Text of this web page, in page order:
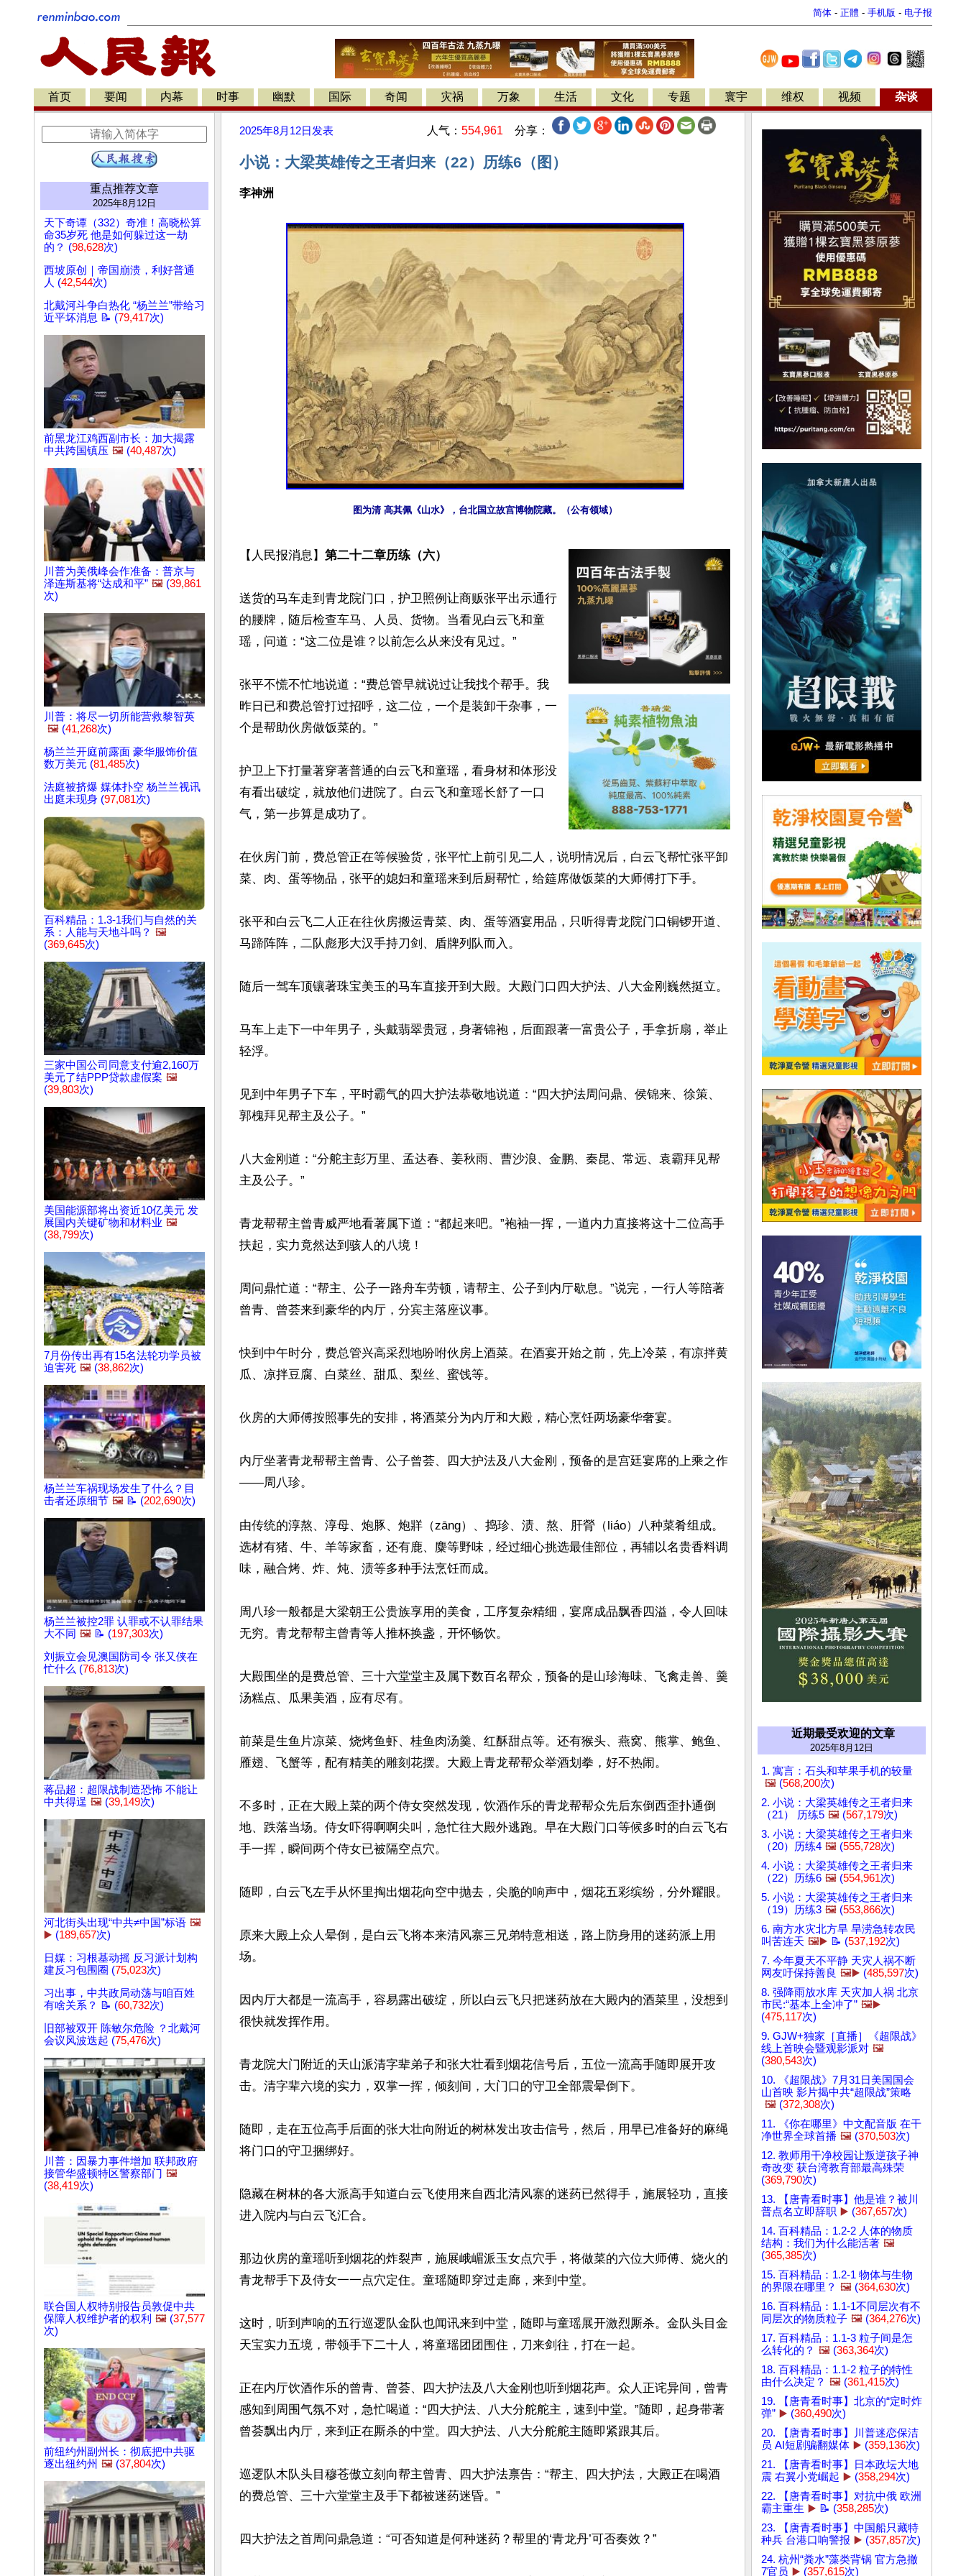
简体 - 正體 - 手机版 - 电子报
首页 要闻 内幕 时事 幽默 国际 奇闻 灾祸 万象 生活 文化 专题 寰宇 维权 视频 杂谈
重点推荐文章
2025年8月12日
天下奇谭（332）奇准！高晓松算
命35岁死 他是如何躲过这一劫
的？ (98,628次)
西坡原创｜帝国崩溃，利好普通
人 (42,544次)
北戴河斗争白热化 “杨兰兰”带给习
近平坏消息 📝 (79,417次)
前黑龙江鸡西副市长：加大揭露
中共跨国镇压 🖼️ (40,487次)
川普为美俄峰会作准备：普京与
泽连斯基将“达成和平” 🖼️ (39,861
次)
川普：将尽一切所能营救黎智英
🖼️ (41,268次)
杨兰兰开庭前露面 豪华服饰价值
数万美元 (81,485次)
法庭被挤爆 媒体扑空 杨兰兰视讯
出庭未现身 (97,081次)
百科精品：1.3-1我们与自然的关
系：人能与天地斗吗？ 🖼️
(369,645次)
三家中国公司同意支付逾2,160万
美元了结PPP贷款虚假案 🖼️
(39,803次)
美国能源部将出资近10亿美元 发
展国内关键矿物和材料业 🖼️
(38,799次)
7月份传出再有15名法轮功学员被
迫害死 🖼️ (38,862次)
杨兰兰车祸现场发生了什么？目
击者还原细节 🖼️ 📝 (202,690次)
杨兰兰被控2罪 认罪或不认罪结果
大不同 🖼️ 📝 (197,303次)
刘振立会见澳国防司令 张又侠在
忙什么 (76,813次)
蒋品超：超限战制造恐怖 不能让
中共得逞 🖼️ (39,149次)
河北街头出现“中共≠中国”标语 🖼️
▶️ (189,657次)
日媒：习根基动摇 反习派计划构
建反习包围圈 (75,023次)
习出事，中共政局动荡与咱百姓
有啥关系？ 📝 (60,732次)
旧部被双开 陈敏尔危险 ？北戴河
会议风波迭起 (75,476次)
川普：因暴力事件增加 联邦政府
接管华盛顿特区警察部门 🖼️
(38,419次)
联合国人权特别报告员敦促中共
保障人权维护者的权利 🖼️ (37,577
次)
前纽约州副州长：彻底把中共驱
逐出纽约州 🖼️ (37,804次)
2025年8月12日 发表 人气： 554,961 分享：
小说：大梁英雄传之王者归来（22）历练6（图）
李神洲
图为清 高其佩《山水》，台北国立故宫博物院藏。（公有领域）
【人民报消息】 第二十二章历练（六）
送货的马车走到青龙院门口，护卫照例让商贩张平出示通行
的腰牌，随后检查车马、人员、货物。当看见白云飞和童
瑶，问道：“这二位是谁？以前怎么从来没有见过。”
张平不慌不忙地说道：“费总管早就说过让我找个帮手。我
昨日已和费总管打过招呼，这二位，一个是装卸干杂事，一
个是帮助伙房做饭菜的。”
护卫上下打量著穿著普通的白云飞和童瑶，看身材和体形没
有看出破绽，就放他们进院了。白云飞和童瑶长舒了一口
气，第一步算是成功了。
在伙房门前，费总管正在等候验货，张平忙上前引见二人，说明情况后，白云飞帮忙张平卸
菜、肉、蛋等物品，张平的媳妇和童瑶来到后厨帮忙，给筵席做饭菜的大师傅打下手。
张平和白云飞二人正在往伙房搬运青菜、肉、蛋等酒宴用品，只听得青龙院门口铜锣开道、
马蹄阵阵，二队彪形大汉手持刀剑、盾牌列队而入。
随后一驾车顶镶著珠宝美玉的马车直接开到大殿。大殿门口四大护法、八大金刚巍然挺立。
马车上走下一中年男子，头戴翡翠贵冠，身著锦袍，后面跟著一富贵公子，手拿折扇，举止
轻浮。
见到中年男子下车，平时霸气的四大护法恭敬地说道：“四大护法周问鼎、侯锦来、徐策、
郭槐拜见帮主及公子。”
八大金刚道：“分舵主彭万里、孟达春、姜秋雨、曹沙浪、金鹏、秦昆、常远、袁霸拜见帮
主及公子。”
青龙帮帮主曾青威严地看著属下道：“都起来吧。”袍袖一挥，一道内力直接将这十二位高手
扶起，实力竟然达到骇人的八境！
周问鼎忙道：“帮主、公子一路舟车劳顿，请帮主、公子到内厅歇息。”说完，一行人等陪著
曾青、曾荟来到豪华的内厅，分宾主落座议事。
快到中午时分，费总管兴高采烈地吩咐伙房上酒菜。在酒宴开始之前，先上冷菜，有凉拌黄
瓜、凉拌豆腐、白菜丝、甜瓜、梨丝、蜜饯等。
伙房的大师傅按照事先的安排，将酒菜分为内厅和大殿，精心烹饪两场豪华奢宴。
内厅坐著青龙帮帮主曾青、公子曾荟、四大护法及八大金刚，预备的是宫廷宴席的上乘之作
——周八珍。
由传统的淳熬、淳母、炮豚、炮牂（zāng）、捣珍、渍、熬、肝膋（liáo）八种菜肴组成。
选材有猪、牛、羊等家畜，还有鹿、麋等野味，经过细心挑选最佳部位，再辅以名贵香料调
味，融合烤、炸、炖、渍等多种手法烹饪而成。
周八珍一般都是大梁朝王公贵族享用的美食，工序复杂精细，宴席成品飘香四溢，令人回味
无穷。青龙帮帮主曾青等人推杯换盏，开怀畅饮。
大殿围坐的是费总管、三十六堂堂主及属下数百名帮众，预备的是山珍海味、飞禽走兽、羹
汤糕点、瓜果美酒，应有尽有。
前菜是生鱼片凉菜、烧烤鱼虾、桂鱼肉汤羹、红酥甜点等。还有猴头、燕窝、熊掌、鲍鱼、
雁翅、飞蟹等，配有精美的雕刻花摆。大殿上青龙帮帮众举酒划拳，好不热闹。
不多时，正在大殿上菜的两个侍女突然发现，饮酒作乐的青龙帮帮众先后东倒西歪扑通倒
地、跌落当场。侍女吓得啊啊尖叫，急忙往大殿外逃跑。早在大殿门口等候多时的白云飞右
手一挥，瞬间两个侍女已被隔空点穴。
随即，白云飞左手从怀里掏出烟花向空中抛去，尖脆的响声中，烟花五彩缤纷，分外耀眼。
原来大殿上众人晕倒，是白云飞将本来清风寨三兄弟特意相送，路上防身用的迷药派上用
场。
因内厅大都是一流高手，容易露出破绽，所以白云飞只把迷药放在大殿内的酒菜里，没想到
很快就发挥作用。
青龙院大门附近的天山派清字辈弟子和张大壮看到烟花信号后，五位一流高手随即展开攻
击。清字辈六境的实力，双掌一挥，倾刻间，大门口的守卫全部震晕倒下。
随即，走在五位高手后面的张大壮向附近的树林发出攻击信号，然后，用早已准备好的麻绳
将门口的守卫捆绑好。
隐藏在树林的各大派高手知道白云飞使用来自西北清风寨的迷药已然得手，施展轻功，直接
进入院内与白云飞汇合。
那边伙房的童瑶听到烟花的炸裂声，施展峨嵋派玉女点穴手，将做菜的六位大师傅、烧火的
青龙帮手下及侍女一一点穴定住。童瑶随即穿过走廊，来到中堂。
这时，听到声响的五行巡逻队金队也闻讯来到中堂，随即与童瑶展开激烈厮杀。金队头目金
天宝实力五境，带领手下二十人，将童瑶团团围住，刀来剑往，打在一起。
正在内厅饮酒作乐的曾青、曾荟、四大护法及八大金刚也听到烟花声。众人正诧异间，曾青
感知到周围气氛不对，急忙喝道：“四大护法、八大分舵舵主，速到中堂。”随即，起身带著
曾荟飘出内厅，来到正在厮杀的中堂。四大护法、八大分舵舵主随即紧跟其后。
巡逻队木队头目穆苍傲立刻向帮主曾青、四大护法禀告：“帮主、四大护法，大殿正在喝酒
的费总管、三十六堂堂主及手下都被迷药迷昏。”
四大护法之首周问鼎急道：“可否知道是何种迷药？帮里的‘青龙丹’可否奏效？”
近期最受欢迎的文章
2025年8月12日
1. 寓言：石头和苹果手机的较量
🖼️ (568,200次)
2. 小说：大梁英雄传之王者归来
（21） 历练5 🖼️ (567,179次)
3. 小说：大梁英雄传之王者归来
（20）历练4 🖼️ (555,728次)
4. 小说：大梁英雄传之王者归来
（22）历练6 🖼️ (554,961次)
5. 小说：大梁英雄传之王者归来
（19）历练3 🖼️ (553,866次)
6. 南方水灾北方旱 旱涝急转农民
叫苦连天 🖼️▶️ 📝 (537,192次)
7. 今年夏天不平静 天灾人祸不断
网友吁保持善良 🖼️▶️ (485,597次)
8. 强降雨放水库 天灾加人祸 北京
市民:“基本上全冲了” 🖼️▶️
(475,117次)
9. GJW+独家［直播］《超限战》
线上首映会暨观影派对 🖼️
(380,543次)
10. 《超限战》7月31日美国国会
山首映 影片揭中共“超限战”策略
🖼️ (372,308次)
11. 《你在哪里》中文配音版 在干
净世界全球首播 🖼️ (370,503次)
12. 教师用干净校园让叛逆孩子神
奇改变 获台湾教育部最高殊荣
(369,790次)
13. 【唐青看时事】他是谁？被川
普点名立即辞职 ▶️ (367,657次)
14. 百科精品：1.2-2 人体的物质
结构：我们为什么能活著 🖼️
(365,385次)
15. 百科精品：1.2-1 物体与生物
的界限在哪里？ 🖼️ (364,630次)
16. 百科精品：1.1-1不同层次有不
同层次的物质粒子 🖼️ (364,276次)
17. 百科精品：1.1-3 粒子间是怎
么转化的？ 🖼️ (363,364次)
18. 百科精品：1.1-2 粒子的特性
由什么决定？ 🖼️ (361,415次)
19. 【唐青看时事】北京的“定时炸
弹” ▶️ (360,490次)
20. 【唐青看时事】川普迷恋保洁
员 AI短剧骗翻媒体 ▶️ (359,136次)
21. 【唐青看时事】日本政坛大地
震 右翼小党崛起 ▶️ (358,294次)
22. 【唐青看时事】对抗中俄 欧洲
霸主重生 ▶️ 📝 (358,285次)
23. 【唐青看时事】中国船只藏特
种兵 台港口响警报 ▶️ (357,857次)
24. 杭州“粪水”藻类背锅 官方急撤
7官员 ▶️ (357,615次)